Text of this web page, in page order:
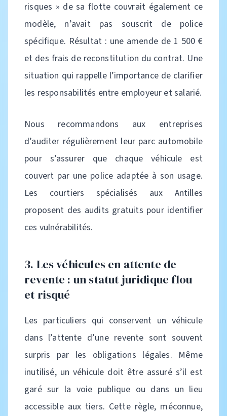
risques » de sa flotte couvrait également ce
modèle, n’avait pas souscrit de police
spécifique. Résultat : une amende de 1 500 €
et des frais de reconstitution du contrat. Une
situation qui rappelle l’importance de clarifier
les responsabilités entre employeur et salarié.
Nous recommandons aux entreprises
d’auditer régulièrement leur parc automobile
pour s’assurer que chaque véhicule est
couvert par une police adaptée à son usage.
Les courtiers spécialisés aux Antilles
proposent des audits gratuits pour identifier
ces vulnérabilités.
3. Les véhicules en attente de
revente : un statut juridique flou
et risqué
Les particuliers qui conservent un véhicule
dans l’attente d’une revente sont souvent
surpris par les obligations légales. Même
inutilisé, un véhicule doit être assuré s’il est
garé sur la voie publique ou dans un lieu
accessible aux tiers. Cette règle, méconnue,